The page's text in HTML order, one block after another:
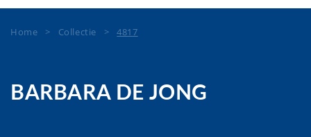
Home > Collectie >4817
BARBARA DE JONG